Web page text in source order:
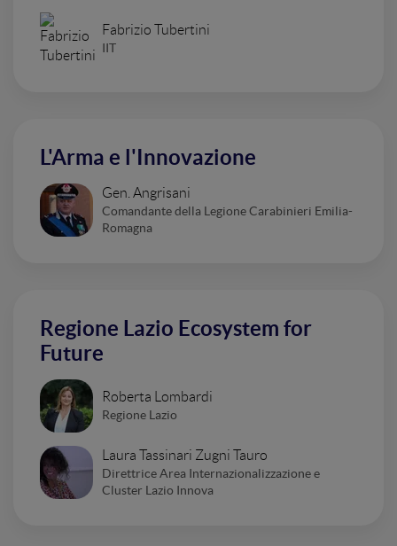
Fabrizio Tubertini
IIT
L'Arma e l'Innovazione
Gen. Angrisani
Comandante della Legione Carabinieri Emilia-
Romagna
Regione Lazio Ecosystem for
Future
Roberta Lombardi
Regione Lazio
Laura Tassinari Zugni Tauro
Direttrice Area Internazionalizzazione e
Cluster Lazio Innova